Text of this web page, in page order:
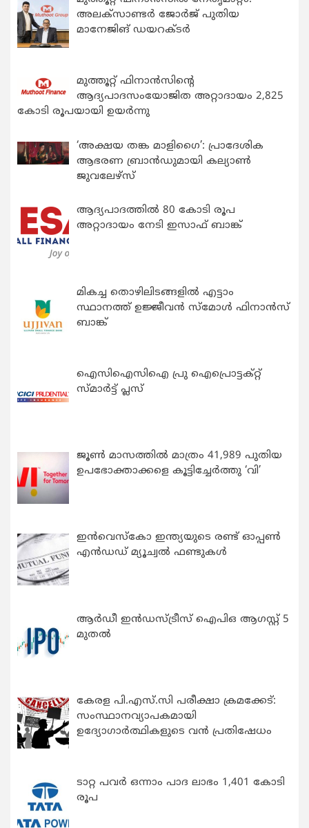
അലക്സാണ്ടർ ജോർജ് പുതിയ
മാനേജിങ് ഡയറക്ടർ
മുത്തൂറ്റ് ഫിനാൻസിന്റെ
ആദ്യപാദസംയോജിത അറ്റാദായം 2,825
കോടി രൂപയായി ഉയർന്നു
‘അക്ഷയ തങ്ക മാളിഗൈ’: പ്രാദേശിക
ആഭരണ ബ്രാന്‍ഡുമായി കല്യാണ്‍
ജുവലേഴ്‌സ്
ആദ്യപാദത്തിൽ 80 കോടി രൂപ
അറ്റാദായം നേടി ഇസാഫ് ബാങ്ക്
മികച്ച തൊഴിലിടങ്ങളിൽ എട്ടാം
സ്ഥാനത്ത് ഉജ്ജീവൻ സ്മോൾ ഫിനാൻസ്
ബാങ്ക്
ഐസിഐസിഐ പ്രു ഐപ്രൊട്ടക്റ്റ്
സ്മാർട്ട് പ്ലസ്
ജൂൺ മാസത്തിൽ മാത്രം 41,989 പുതിയ
ഉപഭോക്താക്കളെ കൂട്ടിച്ചേർത്തു ‘വി’
ഇന്‍വെസ്കോ ഇന്ത്യയുടെ രണ്ട് ഓപ്പണ്‍
എന്‍ഡഡ് മ്യൂച്വല്‍ ഫണ്ടുകള്‍
ആർഡീ ഇൻഡസ്ട്രീസ് ഐപിഒ ആഗസ്റ്റ് 5
മുതൽ
കേരള പി.എസ്.സി പരീക്ഷാ ക്രമക്കേട്:
സംസ്ഥാനവ്യാപകമായി
ഉദ്യോഗാര്‍ത്ഥികളുടെ വന്‍ പ്രതിഷേധം
ടാറ്റ പവർ ഒന്നാം പാദ ലാഭം 1,401 കോടി
രൂപ